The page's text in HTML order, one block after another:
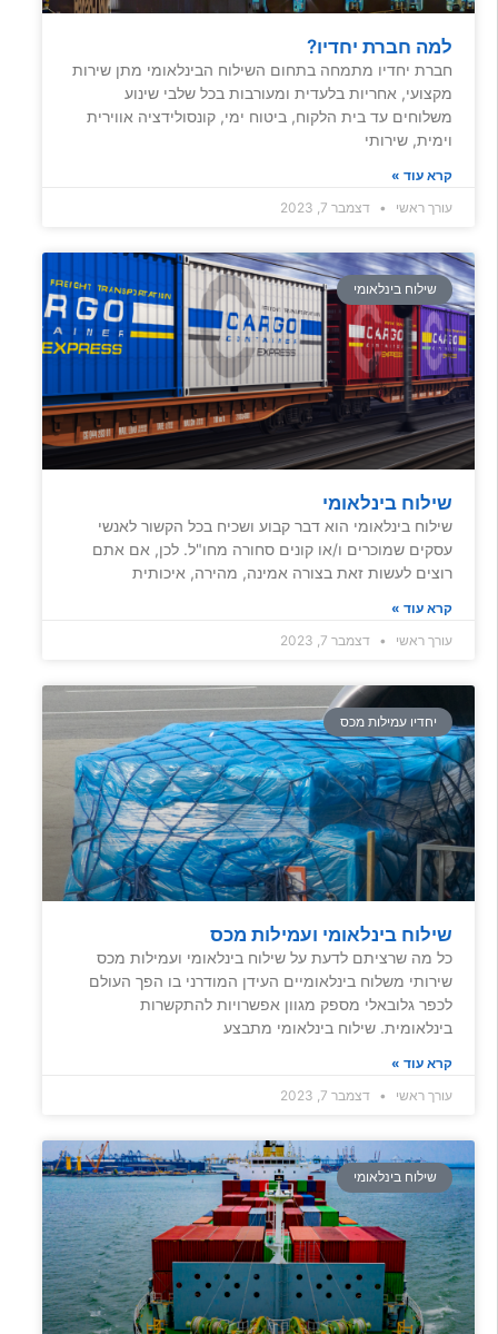
למה חברת יחדיו?
חברת יחדיו מתמחה בתחום השילוח הבינלאומי מתן שירות
מקצועי, אחריות בלעדית ומעורבות בכל שלבי שינוע
משלוחים עד בית הלקוח, ביטוח ימי, קונסולידציה אווירית
וימית, שירותי
קרא עוד »
עורך ראשי
דצמבר 7, 2023
שילוח בינלאומי
שילוח בינלאומי
שילוח בינלאומי הוא דבר קבוע ושכיח בכל הקשור לאנשי
עסקים שמוכרים ו/או קונים סחורה מחו"ל. לכן, אם אתם
רוצים לעשות זאת בצורה אמינה, מהירה, איכותית
קרא עוד »
עורך ראשי
דצמבר 7, 2023
יחדיו עמילות מכס
שילוח בינלאומי ועמילות מכס
כל מה שרציתם לדעת על שילוח בינלאומי ועמילות מכס
שירותי משלוח בינלאומיים העידן המודרני בו הפך העולם
לכפר גלובאלי מספק מגוון אפשרויות להתקשרות
בינלאומית. שילוח בינלאומי מתבצע
קרא עוד »
עורך ראשי
דצמבר 7, 2023
שילוח בינלאומי